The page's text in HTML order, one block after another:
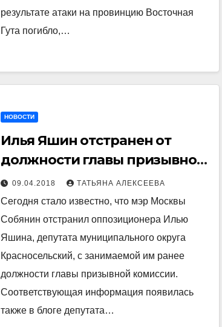
результате атаки на провинцию Восточная
Гута погибло,…
НОВОСТИ
Илья Яшин отстранен от
должности главы призывной
комиссии
09.04.2018 ТАТЬЯНА АЛЕКСЕЕВА
Сегодня стало известно, что мэр Москвы
Собянин отстранил оппозиционера Илью
Яшина, депутата муниципального округа
Красносельский, с занимаемой им ранее
должности главы призывной комиссии.
Соответствующая информация появилась
также в блоге депутата…